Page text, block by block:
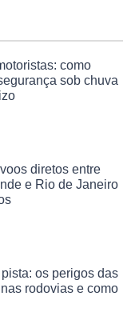
como
sob chuva
diretos entre
e Rio de Janeiro
os perigos das
rodovias e como